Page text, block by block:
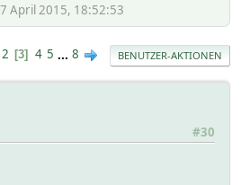
April 2015, 18:52:53
2 3 4 5 ... 8 BENUTZER-AKTIONEN
#30